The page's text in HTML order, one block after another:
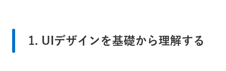
1. UIデザインを基礎から理解する